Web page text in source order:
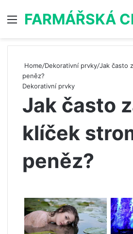
Menu
FARMÁŘSKÁ
Home/Dekorativní prvky/Jak často
peněz?
Dekorativní prvky
Jak často
klíček
peněz?